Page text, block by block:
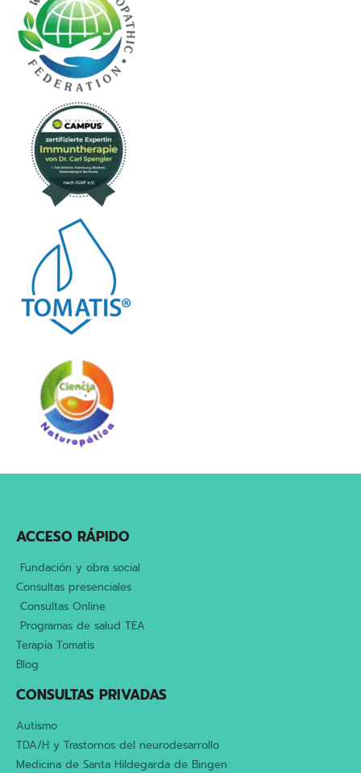
ACCESO RÁPIDO
Fundación y obra social
Consultas presenciales
Consultas Online
Programas de salud TEA
Terapia Tomatis
Blog
CONSULTAS PRIVADAS
Autismo
TDA/H y Trastornos del neurodesarrollo
Medicina de Santa Hildegarda de Bingen